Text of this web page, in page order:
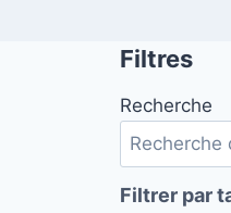
Filtres
Recherche
Filtrer par